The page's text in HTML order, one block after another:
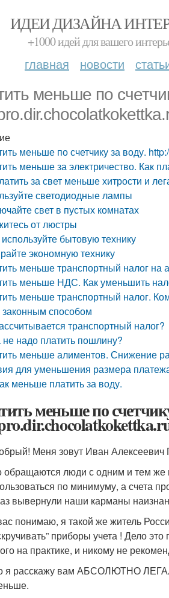
ИДЕИ ДИЗАЙНА
+1000 идей для вашего
главная новости
меньше по
меньше по счетчику за воду.
меньше за электричество. Как
за свет меньше хитрости и
светодиодные лампы
свет в пустых комнатах
от люстры
бытовую технику
экономную технику
меньше транспортный налог на
меньше НДС. Как уменьшить
меньше транспортный налог.
способом
транспортный налог?
не надо платить пошлину?
меньше алиментов. Снижение
для уменьшения размера
меньше платить за воду.
меньше по
Меня зовут Иван Алексеевич
обращаются люди с одним и тем
по минимуму, а счета
вывернули наши карманы
понимаю, я такой же житель
приборы учета ! Дело
на практике, и никому не
я расскажу вам АБСОЛЮТНО